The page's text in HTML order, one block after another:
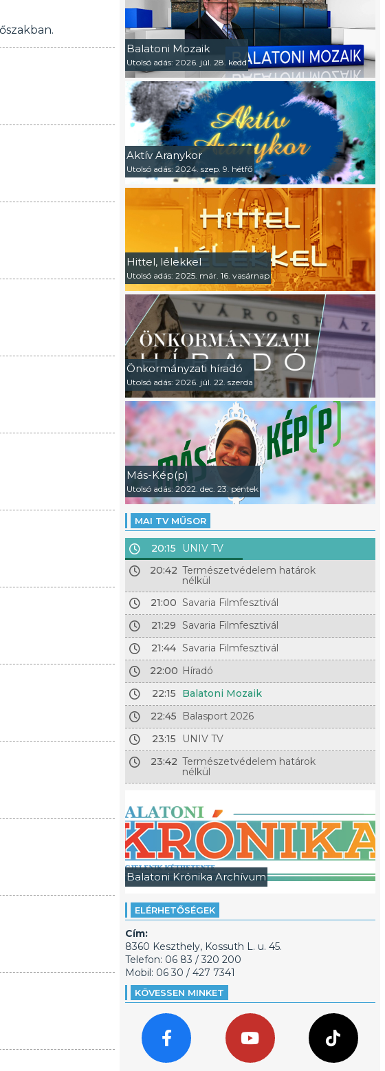
Balatoni Mozaik
Utolsó adás: 2026. júl. 28. kedd
Aktív Aranykor
Utolsó adás: 2024. szep. 9. hétfő
Hittel, lélekkel
Utolsó adás: 2025. már. 16. vasárnap
Önkormányzati híradó
Utolsó adás: 2026. júl. 22. szerda
Más-Kép(p)
Utolsó adás: 2022. dec. 23. péntek
MAI TV MŰSOR
20:15
UNIV TV
20:42 Természetvédelem határok
nélkül
21:00 Savaria Filmfesztivál
21:29
Savaria Filmfesztivál
21:44 Savaria Filmfesztivál
22:00 Híradó
22:15
Balatoni Mozaik
22:45
Balasport 2026
23:15
UNIV TV
23:42 Természetvédelem határok
nélkül
Balatoni Krónika Archívum
ELÉRHETŐSÉGEK
Cím:
8360 Keszthely, Kossuth L. u. 45.
Telefon: 06 83 / 320 200
Mobil: 06 30 / 427 7341
KÖVESSEN MINKET